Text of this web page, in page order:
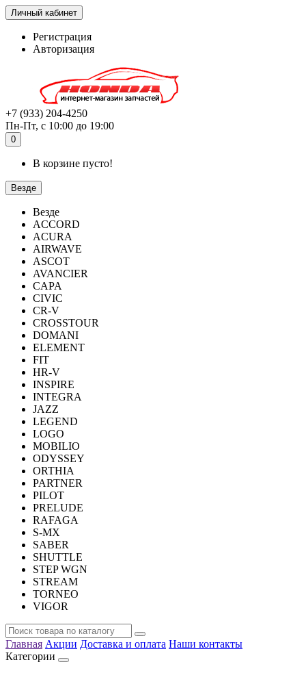
Личный кабинет
Регистрация
Авторизация
+7 (933) 204-4250
Пн-Пт, с 10:00 до 19:00
0
В корзине пусто!
Везде
Везде
ACCORD
ACURA
AIRWAVE
ASCOT
AVANCIER
CAPA
CIVIC
CR-V
CROSSTOUR
DOMANI
ELEMENT
FIT
HR-V
INSPIRE
INTEGRA
JAZZ
LEGEND
LOGO
MOBILIO
ODYSSEY
ORTHIA
PARTNER
PILOT
PRELUDE
RAFAGA
S-MX
SABER
SHUTTLE
STEP WGN
STREAM
TORNEO
VIGOR
Главная Акции Доставка и оплата Наши контакты
Категории